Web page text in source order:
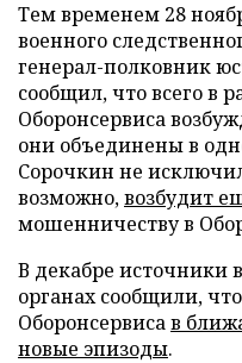
Тем временем 28
военного
генерал-полковник
сообщил, что всего в
Оборонсервиса
они объединены в
Сорочкин не
возможно,возбудит
мошенничеству в
В декабре источники
органах сообщили,
Оборонсервисав
новые эпизоды.